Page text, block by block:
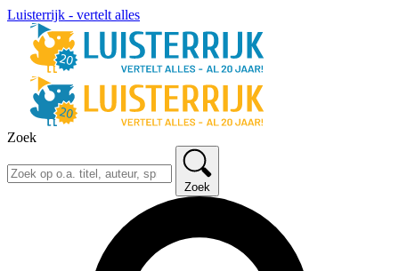
Luisterrijk - vertelt alles
Zoek
Zoek